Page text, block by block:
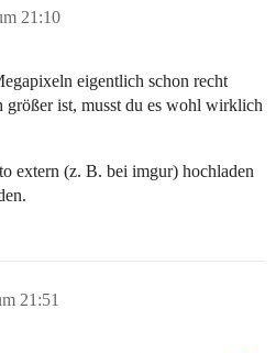
21:10
eigentlich schon recht
größer ist, musst du es wohl wirklich
extern (z. B. bei imgur) hochladen
21:51